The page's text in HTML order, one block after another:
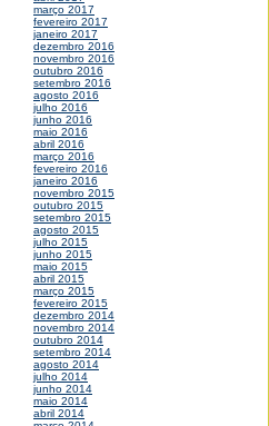
março 2017
fevereiro 2017
janeiro 2017
dezembro 2016
novembro 2016
outubro 2016
setembro 2016
agosto 2016
julho 2016
junho 2016
maio 2016
abril 2016
março 2016
fevereiro 2016
janeiro 2016
novembro 2015
outubro 2015
setembro 2015
agosto 2015
julho 2015
junho 2015
maio 2015
abril 2015
março 2015
fevereiro 2015
dezembro 2014
novembro 2014
outubro 2014
setembro 2014
agosto 2014
julho 2014
junho 2014
maio 2014
abril 2014